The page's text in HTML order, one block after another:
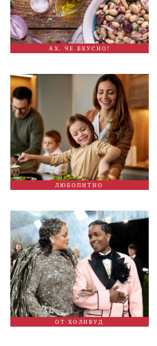
АХ, ЧЕ ВКУСНО!
ЛЮБОПИТНО
ОТ ХОЛИВУД